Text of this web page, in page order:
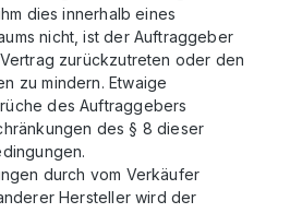
dies innerhalb eines
nicht, ist der Auftraggeber
zurückzutreten oder den
zu mindern. Etwaige
des Auftraggebers
des § 8 dieser
durch vom Verkäufer
Hersteller wird der